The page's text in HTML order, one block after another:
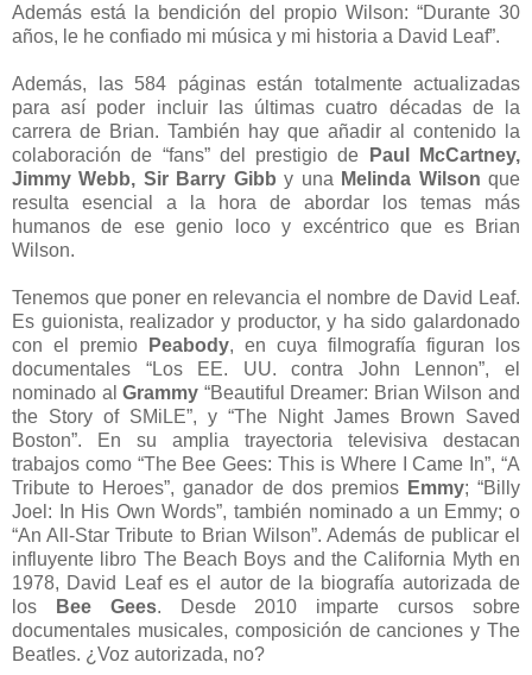
Además está la bendición del propio Wilson: “Durante 30
años, le he confiado mi música y mi historia a David Leaf”.
Además, las 584 páginas están totalmente actualizadas
para así poder incluir las últimas cuatro décadas de la
carrera de Brian. También hay que añadir al contenido la
colaboración de “fans” del prestigio de
Paul McCartney,
Jimmy Webb, Sir Barry Gibby una Melinda Wilson que
resulta esencial a la hora de abordar los temas más
humanos de ese genio loco y excéntrico que es Brian
Wilson.
Tenemos que poner en relevancia el nombre de David Leaf.
Es guionista, realizador y productor, y ha sido galardonado
con el premio
Peabody, en cuya filmografía figuran los
documentales “Los EE. UU. contra John Lennon”, el
nominado alGrammy “Beautiful Dreamer: Brian Wilson and
the Story of SMiLE”, y “The Night James Brown Saved
Boston”. En su amplia trayectoria televisiva destacan
trabajos como “The Bee Gees: This is Where I Came In”, “A
Tribute to Heroes”, ganador de dos premios Emmy; “Billy
Joel: In His Own Words”, también nominado a un Emmy; o
“An All-Star Tribute to Brian Wilson”. Además de publicar el
influyente libro The Beach Boys and the California Myth en
1978, David Leaf es el autor de la biografía autorizada de
los
Bee Gees. Desde 2010 imparte cursos sobre
documentales musicales, composición de canciones y The
Beatles. ¿Voz autorizada, no?